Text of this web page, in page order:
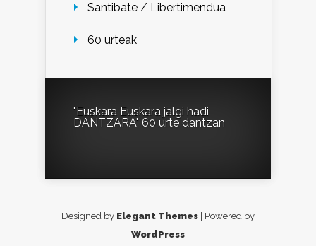
Santibate / Libertimendua
60 urteak
"Euskara Euskara jalgi hadi
DANTZARA" 60 urte dantzan
Designed by Elegant Themes | Powered by
WordPress